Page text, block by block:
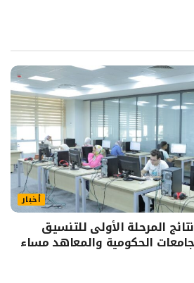
أخبار
المرحلة الأولى للتنسيق
الحكومية والمعاهد مساء